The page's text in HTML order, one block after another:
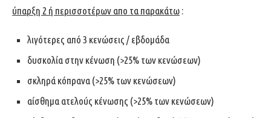
ύπαρξη 2 ή περισσοτέρων απο τα παρακάτω :
λιγότερες από 3 κενώσεις / εβδομάδα
δυσκολία στην κένωση (>25% των κενώσεων)
σκληρά κόπρανα (>25% των κενώσεων)
αίσθημα ατελούς κένωσης (>25% των κενώσεων)